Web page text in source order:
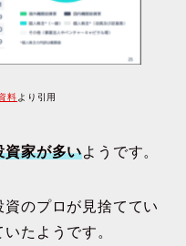
料 より引用
資家が多いようです。
のプロが見捨ててい
たようです。